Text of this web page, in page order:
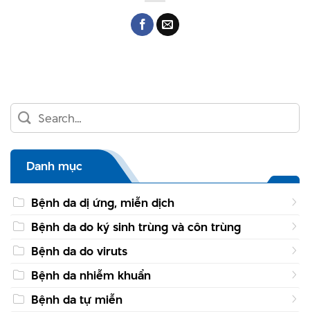
Danh mục
Bệnh da dị ứng, miễn dịch
Bệnh da do ký sinh trùng và côn trùng
Bệnh da do viruts
Bệnh da nhiễm khuẩn
Bệnh da tự miễn